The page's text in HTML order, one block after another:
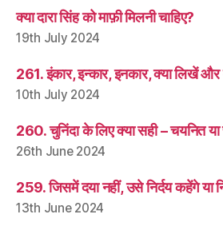
क्या दारा सिंह को माफ़ी मिलनी चाहिए?
19th July 2024
261. इंकार, इन्कार, इनकार, क्या लिखें और
10th July 2024
260. चुनिंदा के लिए क्या सही – चयनित
26th June 2024
259. जिसमें दया नहीं, उसे निर्दय कहेंगे या
13th June 2024